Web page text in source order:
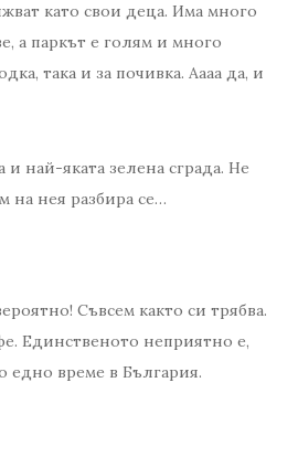
като свои деца. Има много
а паркът е голям и много
така и за почивка. Аааа да, и
и най-яката зелена сграда. Не
на нея разбира се…
Съвсем както си трябва.
Единственото неприятно е,
едно време в България.